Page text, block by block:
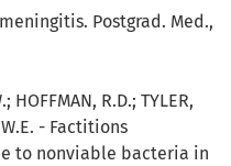
Postgrad. Med.,
HOFFMAN, R.D.; TYLER,
W.E. - Factitions
to nonviable bacteria in